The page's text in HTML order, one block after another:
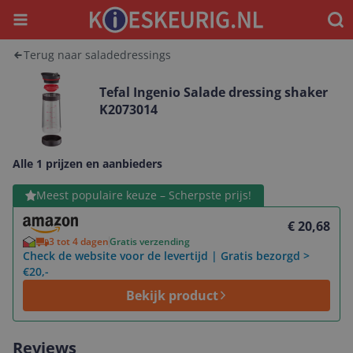
Menu
Terug naar saladedressings
Tefal Ingenio Salade dressing shaker
K2073014
Alle 1 prijzen en aanbieders
Meest populaire keuze – Scherpste prijs!
€ 20,68
3 tot 4 dagenGratis verzending
Check de website voor de levertijd | Gratis bezorgd >
€20,-
Bekijk product
Bekijk product
Reviews